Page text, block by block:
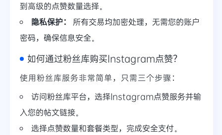
到高级的点赞数量选择。
隐私保护：
所有交易均加密处理，无需您的账户
密码，确保信息安全。
如何通过粉丝库购买Instagram点赞？
使用粉丝库服务非常简单，只需三个步骤：
访问粉丝库平台，选择Instagram点赞服务并输
入您的帖文链接。
选择点赞数量和套餐类型，完成安全支付。